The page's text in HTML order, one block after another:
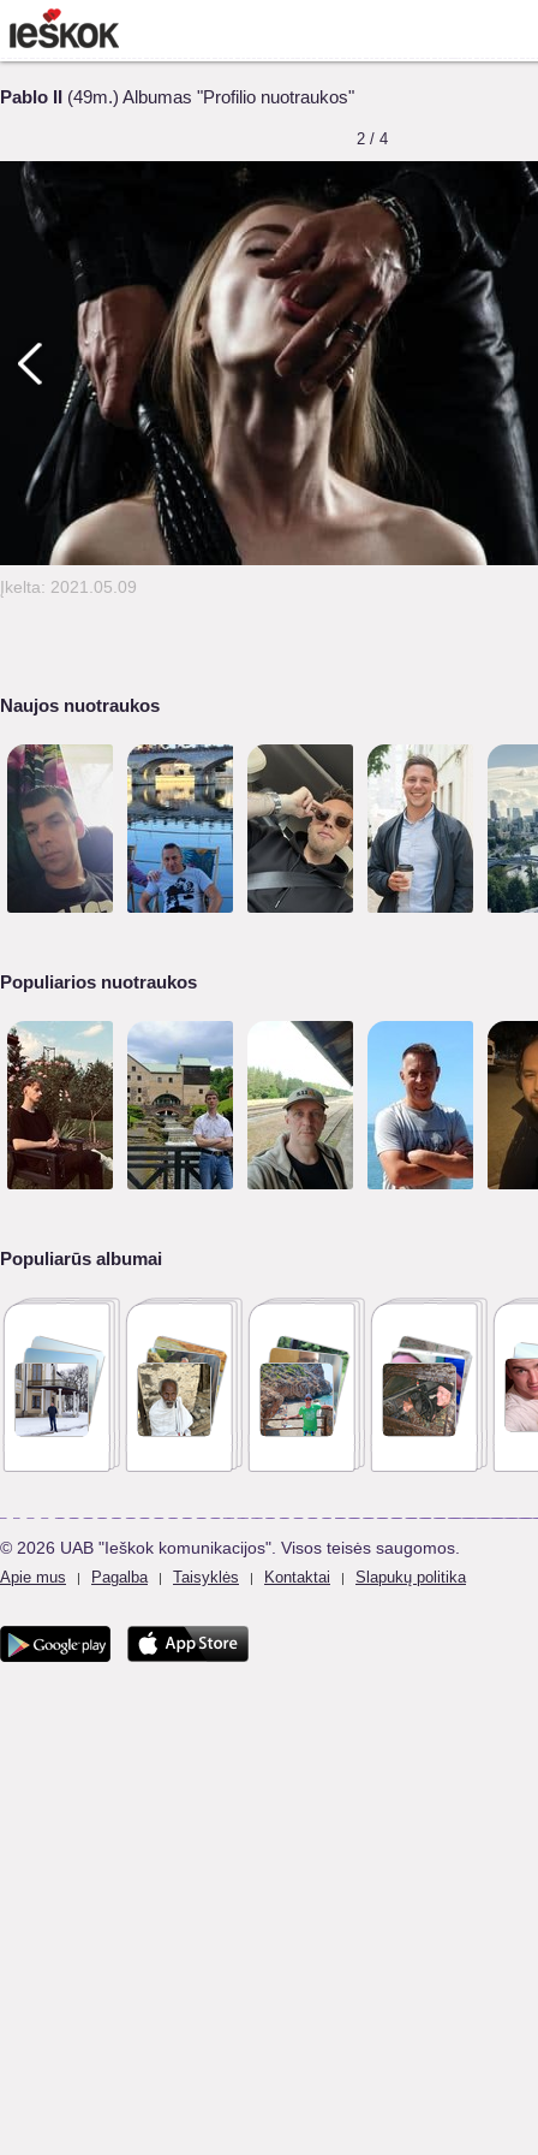
Pablo II (49m.) Albumas "Profilio nuotraukos"
2 / 4
Įkelta: 2021.05.09
Naujos nuotraukos
Populiarios nuotraukos
Populiarūs albumai
© 2026 UAB "Ieškok komunikacijos". Visos teisės saugomos.
Apie mus | Pagalba | Taisyklės | Kontaktai | Slapukų politika